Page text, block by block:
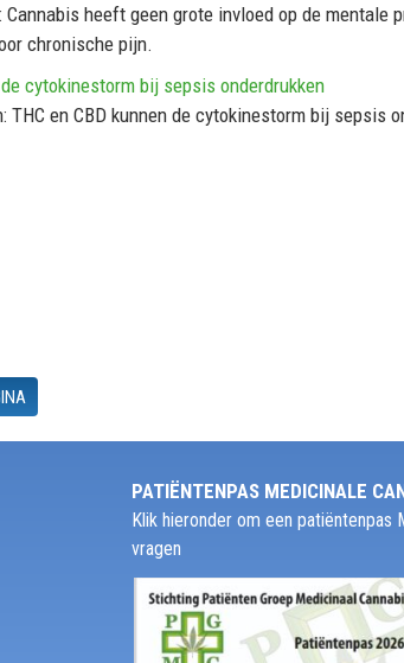
heeft geen grote invloed op de mentale
chronische pijn.
de cytokinestorm bij sepsis onderdrukken
THC en CBD kunnen de cytokinestorm bij sepsis
PATIËNTENPAS MEDICINALE
Klik hieronder om een patiëntenpas
vragen